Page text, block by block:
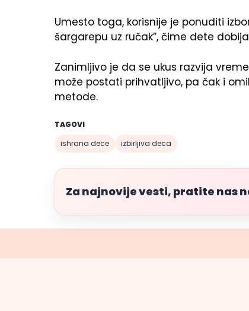
Umesto toga, korisnije je ponuditi
šargarepu uz ručak”, čime dete
Zanimljivo je da se ukus razvija
može postati prihvatljivo, pa čak i
metode.
TAGOVI
ishrana dece
izbirljiva deca
Za najnovije vesti, pratite nas